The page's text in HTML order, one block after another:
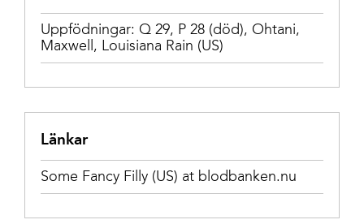
Uppfödningar: Q 29, P 28 (död), Ohtani,
Maxwell , Louisiana Rain (US)
Länkar
Some Fancy Filly (US) at blodbanken.nu